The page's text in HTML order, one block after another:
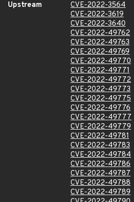
Upstream
CVE-2022-3564
CVE-2022-3619
CVE-2022-3640
CVE-2022-49762
CVE-2022-49763
CVE-2022-49769
CVE-2022-49770
CVE-2022-49771
CVE-2022-49772
CVE-2022-49773
CVE-2022-49775
CVE-2022-49776
CVE-2022-49777
CVE-2022-49779
CVE-2022-49781
CVE-2022-49783
CVE-2022-49784
CVE-2022-49786
CVE-2022-49787
CVE-2022-49788
CVE-2022-49789